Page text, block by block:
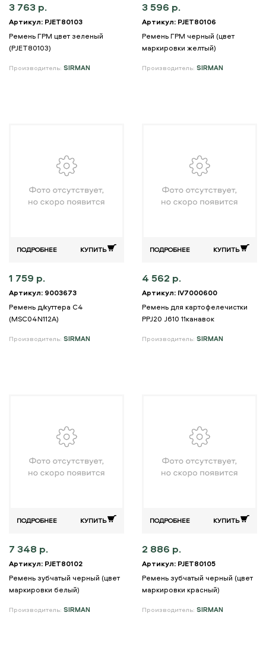
3 763 р.
Артикул: PJET80103
Ремень ГРМ цвет зеленый
(PJET80103)
Производитель: SIRMAN
3 596 р.
Артикул: PJET80106
Ремень ГРМ черный (цвет
маркировки желтый)
Производитель: SIRMAN
ПОДРОБНЕЕ КУПИТЬ
1 759 р.
Артикул: 9003673
Ремень д/куттера C4
(MSC04N112A)
Производитель: SIRMAN
ПОДРОБНЕЕ КУПИТЬ
4 562 р.
Артикул: IV7000600
Ремень для картофелечистки
PPJ20 J610 11канавок
Производитель: SIRMAN
ПОДРОБНЕЕ КУПИТЬ
7 348 р.
Артикул: PJET80102
Ремень зубчатый черный (цвет
маркировки белый)
Производитель: SIRMAN
ПОДРОБНЕЕ КУПИТЬ
2 886 р.
Артикул: PJET80105
Ремень зубчатый черный (цвет
маркировки красный)
Производитель: SIRMAN